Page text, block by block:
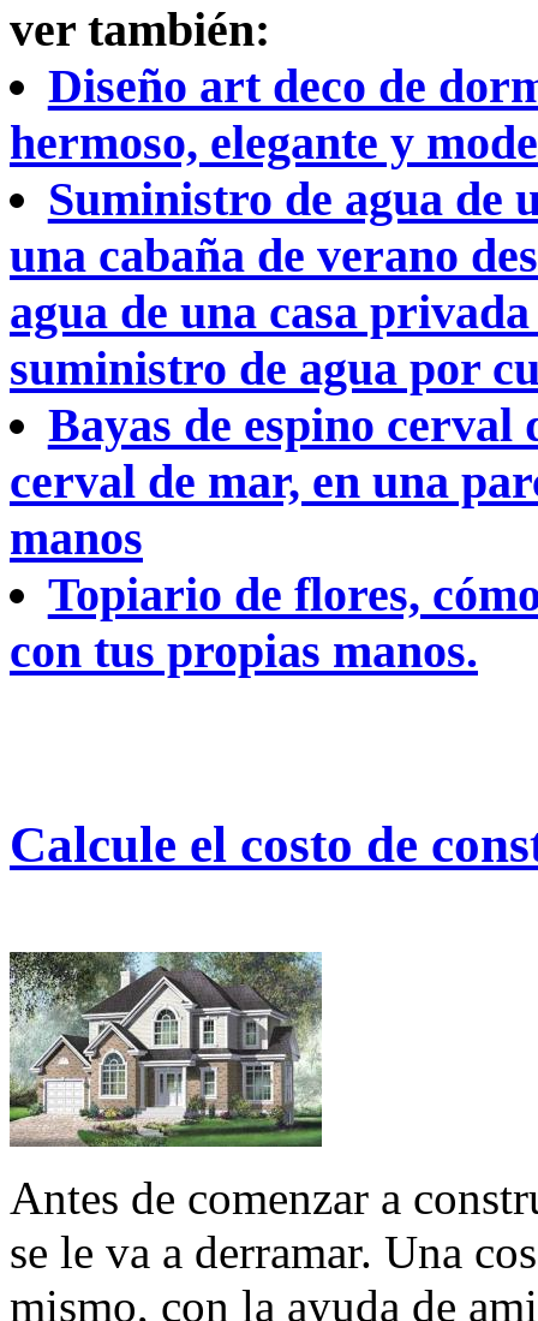
ver también:
Diseño art deco de
hermoso, elegante y
Suministro de agua de
una cabaña de verano
agua de una casa
suministro de agua por
Bayas de espino
cerval de mar, en una
manos
Topiario de flores,
con tus propias manos.
Calcule el costo de
Antes de comenzar a
se le va a derramar. Una
mismo, con la ayuda de